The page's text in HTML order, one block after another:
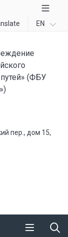
EN
(ФБУ
пер., дом 15,